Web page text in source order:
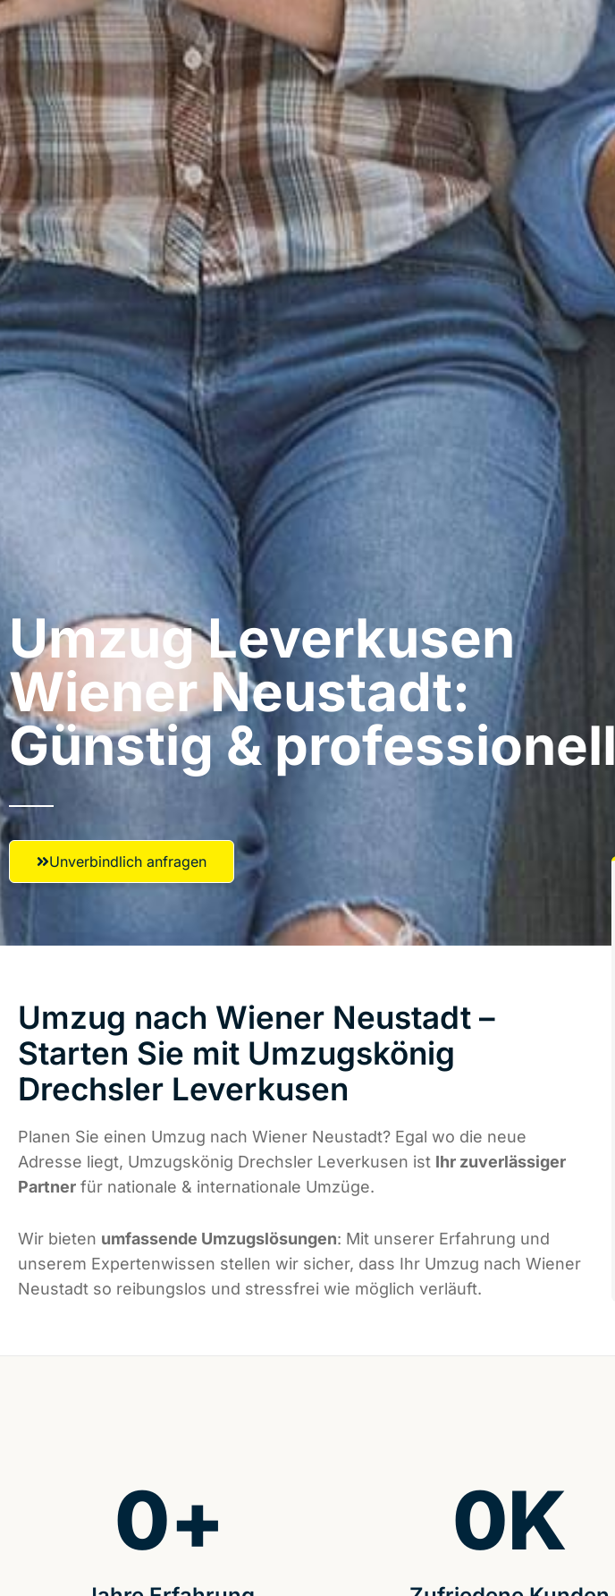
Umzug Leverkusen​
Wiener Neustadt:
Günstig & professionell​
Unverbindlich anfragen
Umzug nach Wiener Neustadt –
Starten Sie mit Umzugskönig
Drechsler Leverkusen
Planen Sie einen Umzug nach Wiener Neustadt? Egal wo die neue
Adresse liegt, Umzugskönig Drechsler Leverkusen ist Ihr zuverlässiger
Partner für nationale & internationale Umzüge.
Wir bieten umfassende Umzugslösungen: Mit unserer Erfahrung und
unserem Expertenwissen stellen wir sicher, dass Ihr Umzug nach Wiener
Neustadt so reibungslos und stressfrei wie möglich verläuft.
0+ 0K